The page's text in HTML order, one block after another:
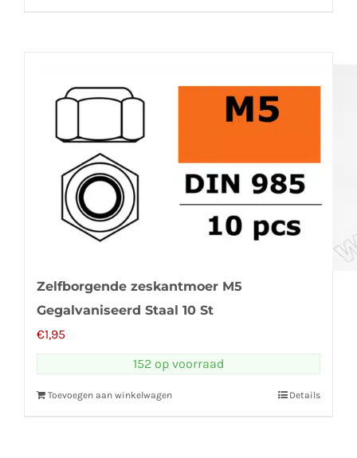
Zelfborgende zeskantmoer M5
Gegalvaniseerd Staal 10 St
€1,95
152 op voorraad
Toevoegen aan winkelwagen Details